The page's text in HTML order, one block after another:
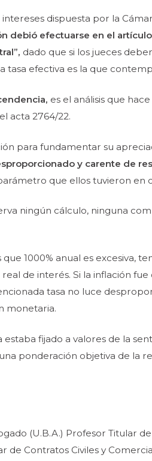
dispuesta por la
debió efectuarse en el
, dado que si los jueces
tasa efectiva es la que
es el análisis que
acta 2764/22.
para fundamentar su
y carente de
que ellos tuvieron en
ningún cálculo, ninguna
1000% anual es excesiva,
de interés. Si la inflación
tasa no luce
monetaria.
fijado a valores de la
ponderación objetiva de la
(U.B.A.) Profesor Titular
de Contratos Civiles y